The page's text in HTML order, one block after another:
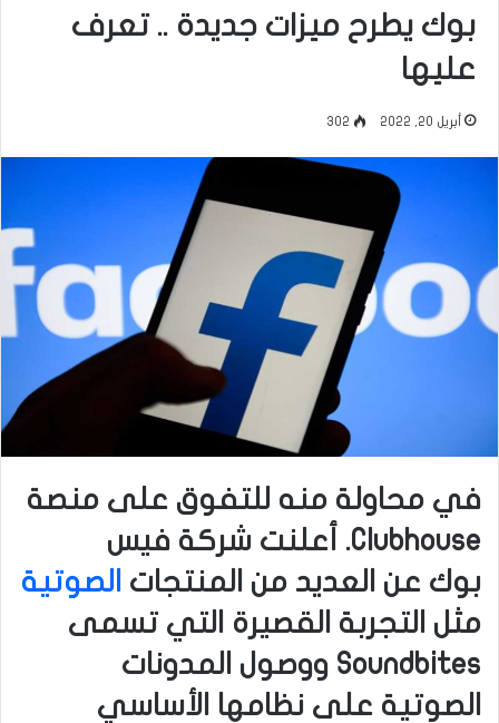
بوك يطرح ميزات جديدة .. تعرف
عليها
أبريل 20, 2022 302
في محاولة منه للتفوق على منصة
Clubhouse. أعلنت شركة فيس
بوك عن العديد من المنتجات الصوتية
مثل التجربة القصيرة التي تسمى
Soundbites ووصول المدونات
الصوتية على نظامها الأساسي